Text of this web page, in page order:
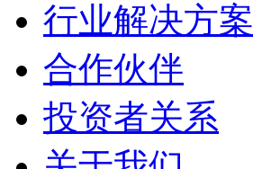
行业解决方案
合作伙伴
投资者关系